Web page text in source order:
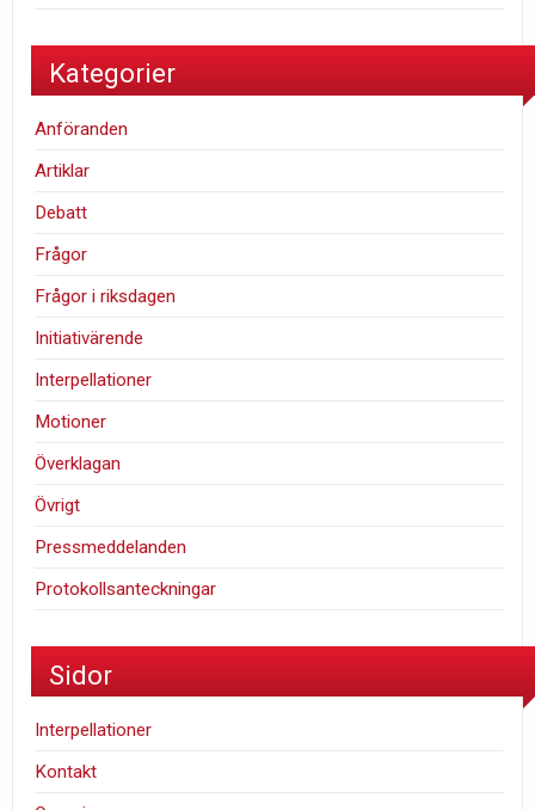
Kategorier
Anföranden
Artiklar
Debatt
Frågor
Frågor i riksdagen
Initiativärende
Interpellationer
Motioner
Överklagan
Övrigt
Pressmeddelanden
Protokollsanteckningar
Sidor
Interpellationer
Kontakt